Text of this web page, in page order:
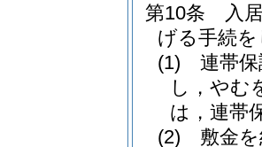
第10条
入
げる手続
(1)
連帯
し，やむ
は，連帯
(2)
敷金